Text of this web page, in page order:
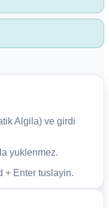
Algila) ve girdi
yuklenmez.
+ Enter tuslayin.